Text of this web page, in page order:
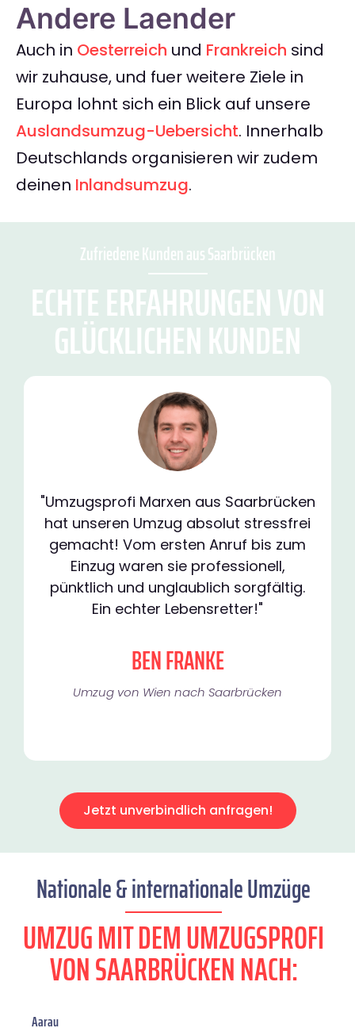
Andere Laender
Auch in Oesterreich und Frankreich sind
wir zuhause, und fuer weitere Ziele in
Europa lohnt sich ein Blick auf unsere
Auslandsumzug-Uebersicht. Innerhalb
Deutschlands organisieren wir zudem
deinen Inlandsumzug.
Zufriedene Kunden aus Saarbrücken
ECHTE ERFAHRUNGEN VON
GLÜCKLICHEN KUNDEN
"Umzugsprofi Marxen aus Saarbrücken
hat unseren Umzug absolut stressfrei
gemacht! Vom ersten Anruf bis zum
Einzug waren sie professionell,
pünktlich und unglaublich sorgfältig.
Ein echter Lebensretter!"
BEN FRANKE
Umzug von Wien nach Saarbrücken
Jetzt unverbindlich anfragen!
Nationale & internationale Umzüge
UMZUG MIT DEM UMZUGSPROFI
VON SAARBRÜCKEN NACH:
Aarau